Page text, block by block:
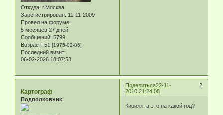
Откуда: г.Москва
Зарегистрирован: 11-11-2009
Провел на форуме:
5 месяцев 27 дней
Сообщений: 5799
Возраст: 51 [1975-02-06]
Последний визит:
06-02-2026 18:07:53
Поделиться 2
22-11-
2010 21:24:08
Картограф
Подполковник
Кирилл, а это на какой год?